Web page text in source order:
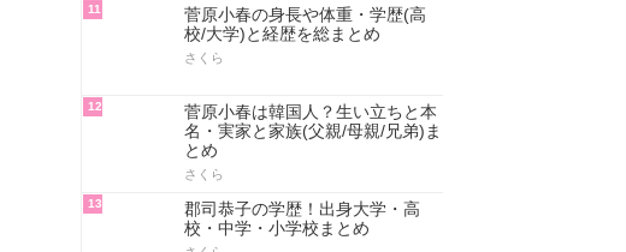
11
菅原小春の身長や体重・学歴(高
校/大学)と経歴を総まとめ
さくら
12
菅原小春は韓国人？生い立ちと本
名・実家と家族(父親/母親/兄弟)ま
とめ
さくら
13
郡司恭子の学歴！出身大学・高
校・中学・小学校まとめ